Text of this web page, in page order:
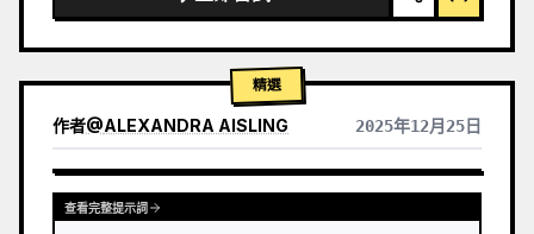
肅，略帶微笑。背景是海軍條紋、船錨和文字「揚帆
穿著粉色蕾絲洋裝，戴著珍珠項鍊，公主髮型配粉色
玫瑰髮夾和水晶耳環。她雙手捧著右上角拼圖（上面
有數字「…
精選
作者@ALEXANDRA AISLING 2025年12月25日
查看其他模型的結果
查看完整提示詞